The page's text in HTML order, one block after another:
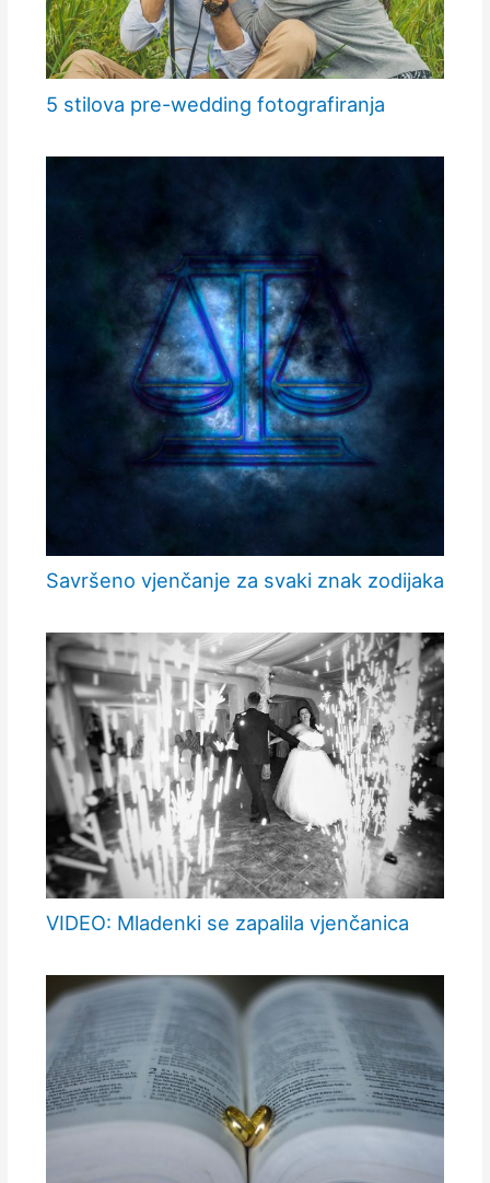
5 stilova pre-wedding fotografiranja
Savršeno vjenčanje za svaki znak zodijaka
VIDEO: Mladenki se zapalila vjenčanica